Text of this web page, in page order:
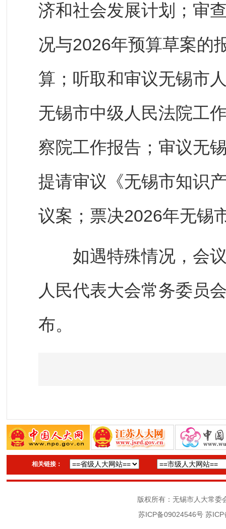
济和社会发展计划；审
况与2026年预算草案的
算；听取和审议无锡市
无锡市中级人民法院工
察院工作报告；审议无
提请审议《无锡市知识
议案；票决2026年无锡
如遇特殊情况，会议
人民代表大会常务委员
布。
相关链接：
版权所有：无锡市人大常
苏ICP备09024546号 苏ICP